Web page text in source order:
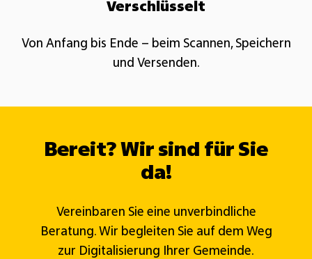
Verschlüsselt​
Von Anfang bis Ende – beim Scannen, Speichern
und Versenden.​
Bereit? Wir sind für Sie
da!
Vereinbaren Sie eine unverbindliche
Beratung. Wir begleiten Sie auf dem Weg
zur Digitalisierung Ihrer Gemeinde.